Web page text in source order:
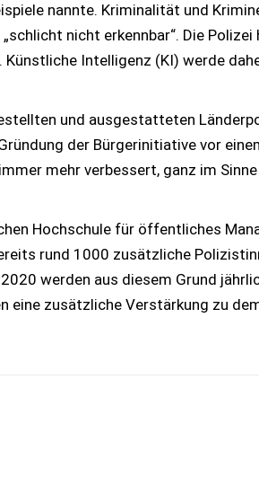
nannte. Kriminalität und
nicht erkennbar“. Die
Intelligenz (KI) werde
und ausgestatteten
der Bürgerinitiative vor
mehr verbessert, ganz im
Hochschule für öffentliches
rund 1000 zusätzliche
werden aus diesem Grund
zusätzliche Verstärkung zu